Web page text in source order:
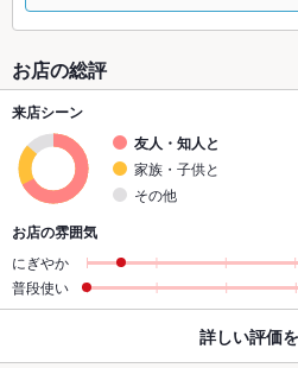
お店の総評
来店シーン
友人・知人と
家族・子供と
その他
お店の雰囲気
にぎやか
普段使い
詳しい評価